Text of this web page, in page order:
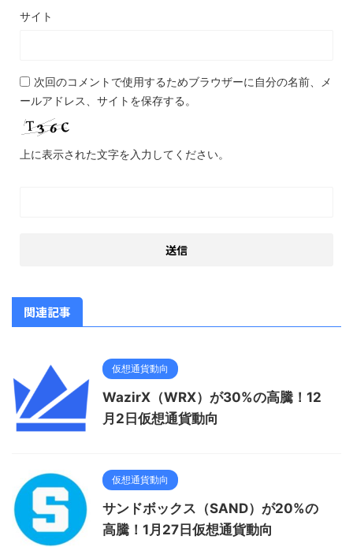
サイト
次回のコメントで使用するためブラウザーに自分の名前、メ
ールアドレス、サイトを保存する。
上に表示された文字を入力してください。
関連記事
仮想通貨動向
WazirX（WRX）が30%の高騰！12
月2日仮想通貨動向
仮想通貨動向
サンドボックス（SAND）が20%の
高騰！1月27日仮想通貨動向